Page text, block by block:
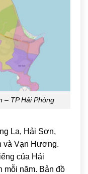
– TP Hải Phòng
La, Hải Sơn,
và Vạn Hương.
của Hải
mỗi năm. Bản đồ